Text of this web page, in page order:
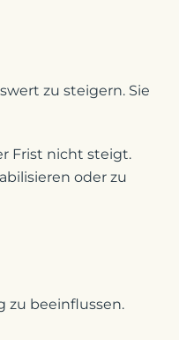
zu steigern. Sie
Frist nicht steigt.
oder zu
zu beeinflussen.